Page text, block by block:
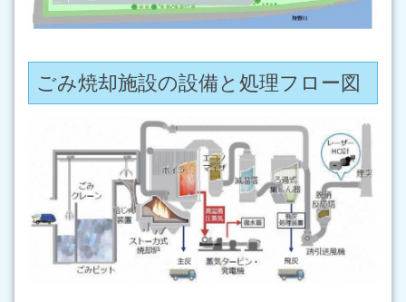
ごみ焼却施設の設備と処理フロー図